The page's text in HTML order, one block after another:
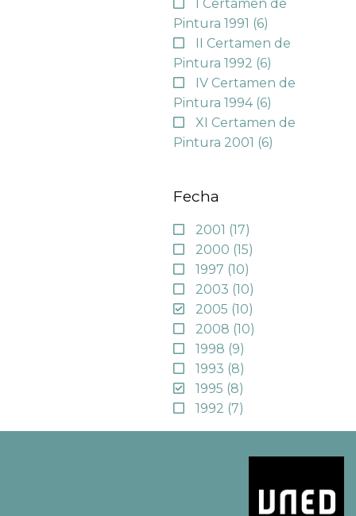
I Certamen de
Pintura 1991 (6)
II Certamen de
Pintura 1992 (6)
IV Certamen de
Pintura 1994 (6)
XI Certamen de
Pintura 2001 (6)
Fecha
2001 (17)
2000 (15)
1997 (10)
2003 (10)
2005 (10)
2008 (10)
1998 (9)
1993 (8)
1995 (8)
1992 (7)